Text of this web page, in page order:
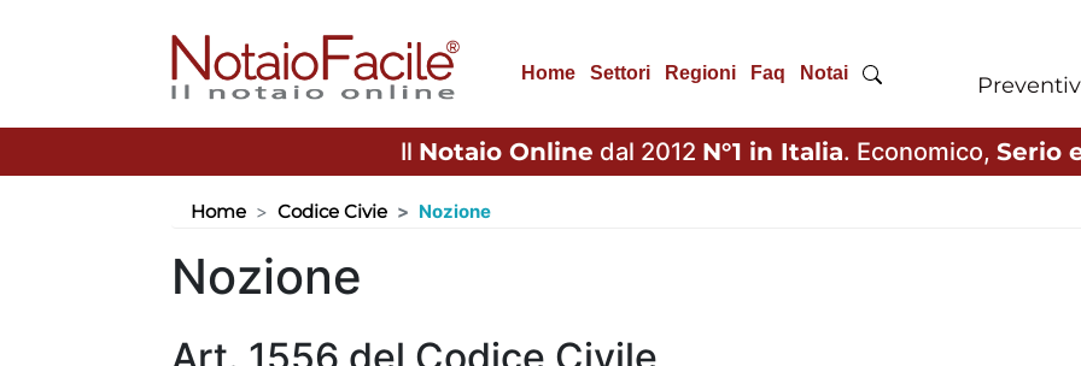
Home Settori Regioni Faq Notai
Il Notaio Online dal 2012 N°1 in Italia. Economico, Serio
Home Codice Civie Nozione
Nozione